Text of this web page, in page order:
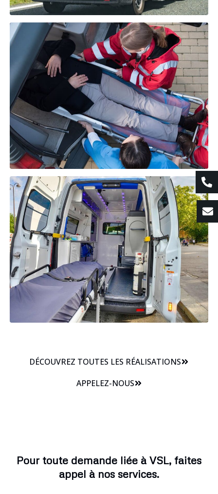
DÉCOUVREZ TOUTES LES RÉALISATIONS
APPELEZ-NOUS
Pour toute demande liée à VSL, faites
appel à nos services.